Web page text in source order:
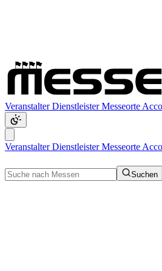
VeranstalterDienstleisterMesseorte
VeranstalterDienstleisterMesseorte
Suchen